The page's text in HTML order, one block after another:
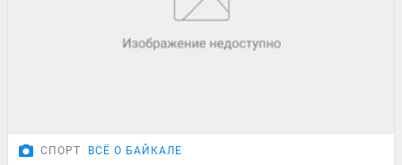
СПОРТ ВСЁ О БАЙКАЛЕ